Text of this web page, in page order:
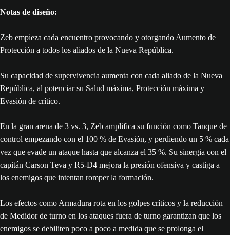
Notas de diseño:
Zeb empieza cada encuentro provocando y otorgando Aumento de
Protección a todos los aliados de la Nueva República.
Su capacidad de supervivencia aumenta con cada aliado de la Nueva
República, al potenciar su Salud máxima, Protección máxima y
Evasión de crítico.
En la gran arena de 3 vs. 3, Zeb amplifica su función como Tanque de
control empezando con el 100 % de Evasión, y perdiendo un 5 % cada
vez que evade un ataque hasta que alcanza el 35 %. Su sinergia con el
capitán Carson Teva y R5-D4 mejora la presión ofensiva y castiga a
los enemigos que intentan romper la formación.
Los efectos como Armadura rota en los golpes críticos y la reducción
de Medidor de turno en los ataques fuera de turno garantizan que los
enemigos se debiliten poco a poco a medida que se prolonga el